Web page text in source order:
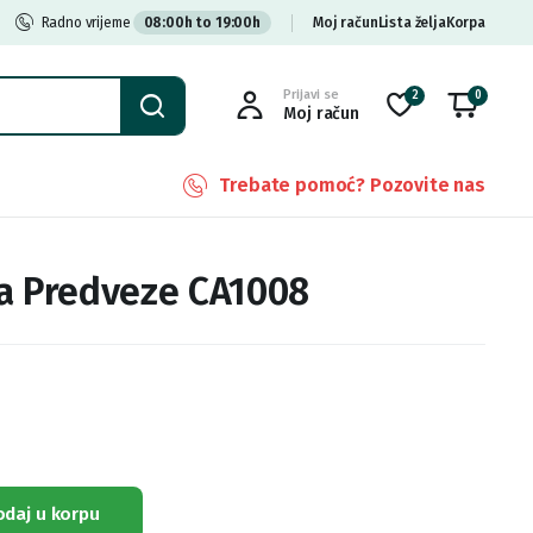
Radno vrijeme 08:00h to 19:00h Moj račun Lista željaKorpa
Prijavi se
Moj račun
2 0
Trebate pomoć? Pozovite nas
Predveze CA1008
u korpu